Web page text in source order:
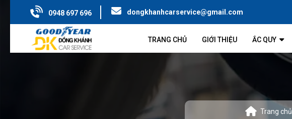
0948 697 696 dongkhanhcarservice@gmail.com
TRANG CHỦ GIỚI THIỆU ẮC QUY
Trang chủ